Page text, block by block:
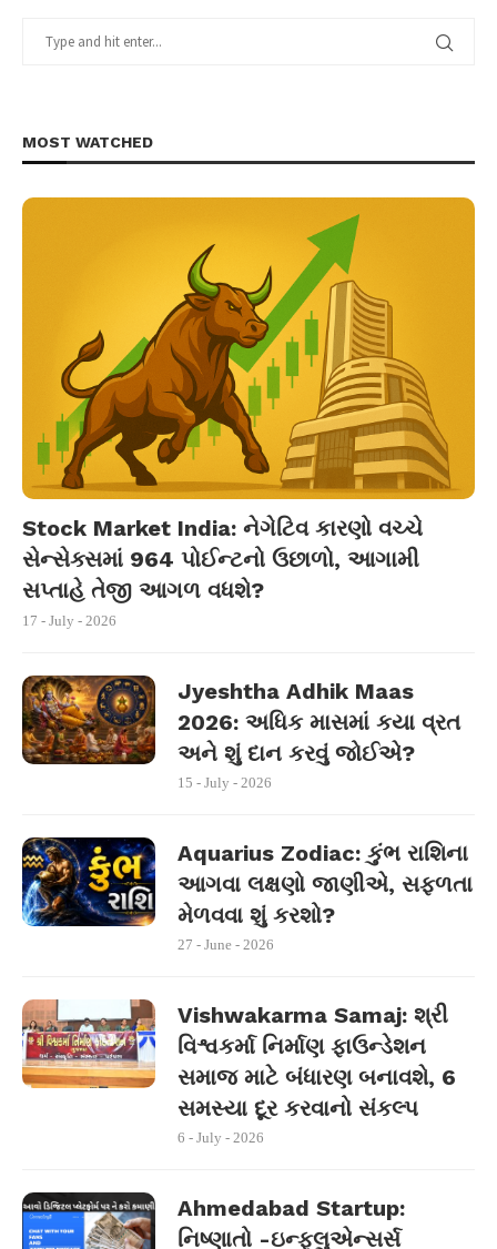
MOST WATCHED
Stock Market India: નેગેટિવ કારણો વચ્ચે
સેન્સેક્સમાં 964 પોઈન્ટનો ઉછાળો, આગામી
સપ્તાહે તેજી આગળ વધશે?
17 - July - 2026
Jyeshtha Adhik Maas
2026: અધિક માસમાં કયા વ્રત
અને શું દાન કરવું જોઈએ?
15 - July - 2026
Aquarius Zodiac: કુંભ રાશિના
આગવા લક્ષણો જાણીએ, સફળતા
મેળવવા શું કરશો?
27 - June - 2026
Vishwakarma Samaj: શ્રી
વિશ્વકર્મા નિર્માણ ફાઉન્ડેશન
સમાજ માટે બંધારણ બનાવશે, 6
સમસ્યા દૂર કરવાનો સંકલ્પ
6 - July - 2026
Ahmedabad Startup:
નિષ્ણાતો -ઇન્ફ્લુએન્સર્સ